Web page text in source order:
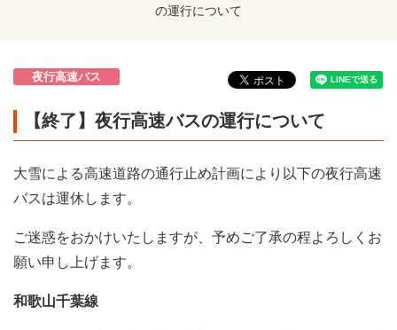
の運行について
夜行高速バス
【終了】夜行高速バスの運行について
大雪による高速道路の通行止め計画により以下の夜行高速
バスは運休します。
ご迷惑をおかけいたしますが、予めご了承の程よろしくお
願い申し上げます。
和歌山千葉線